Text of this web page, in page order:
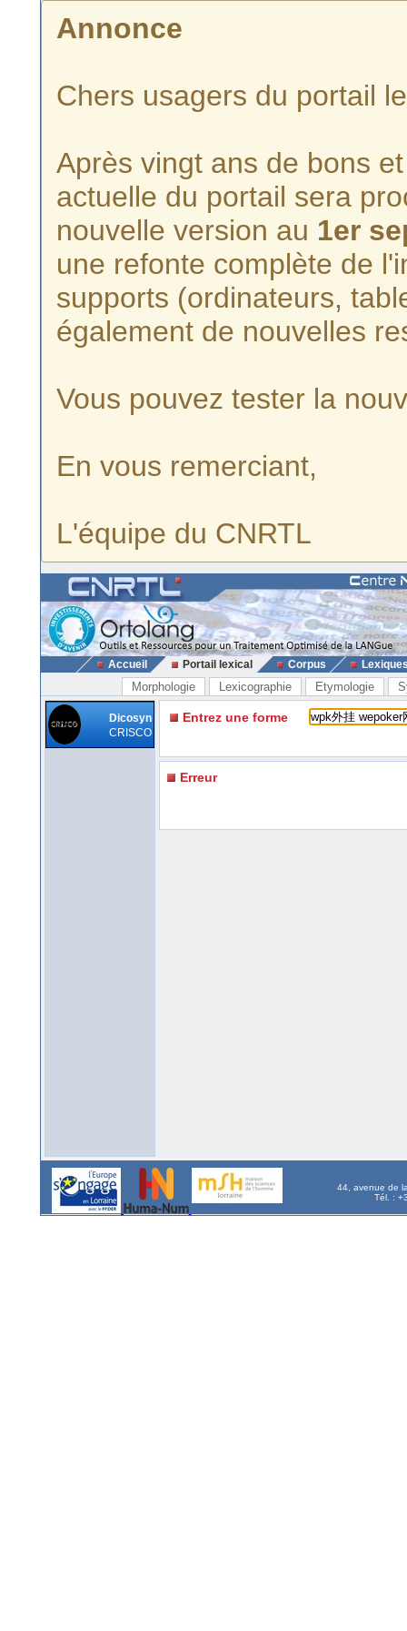
Annonce
Chers usagers du portail
Après vingt ans de bons
actuelle du portail sera
nouvelle version au 1er
une refonte complète de
supports (ordinateurs,
également de nouvelles
Vous pouvez tester la
En vous remerciant,
L'équipe du CNRTL
Accueil Portail lexical Corpus
Morphologie Lexicographie Etymologie
Dicosyn
CRISCO
Entrez une forme
Erreur
44, avenue de
Tél. :